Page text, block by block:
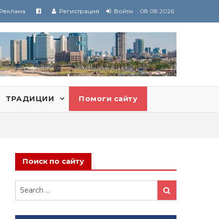
Реклама Регистрация Войти 08.08.2026
ТРАДИЦИИ Помоги сайту
Поиск по сайту
Search
for:
Search